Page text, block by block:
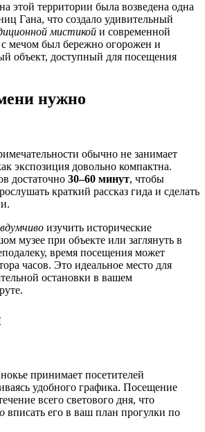
этой территории была возведена одна
Гана, что создало удивительный
мистикой и современной
мечом был бережно огорожен и
объект, доступный для посещения
нужно
обычно не занимает
экспозиция довольно компактна.
достаточно 30–60 минут, чтобы
краткий рассказ гида и сделать
вдумчиво изучить исторические
музее при объекте или заглянуть в
время посещения может
часов. Это идеальное место для
остановки в вашем
принимает посетителей
удобного графика. Посещение
всего светового дня, что
вписать его в ваш план прогулки по